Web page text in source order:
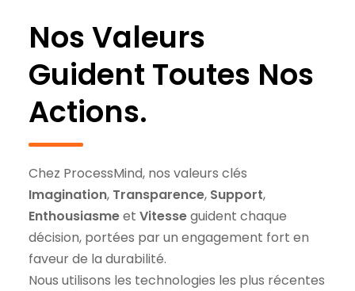
Nos Valeurs
Guident Toutes Nos
Actions.
Chez ProcessMind, nos valeurs clés
Imagination, Transparence, Support,
Enthousiasmeet Vitesseguident chaque
décision, portées par un engagement fort en
faveur de la durabilité.
Nous utilisons les technologies les plus récentes